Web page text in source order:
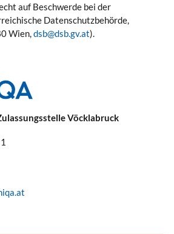
auf Beschwerde bei der
Datenschutzbehörde,
Wien,dsb@dsb.gv.at).
Vöcklabruck